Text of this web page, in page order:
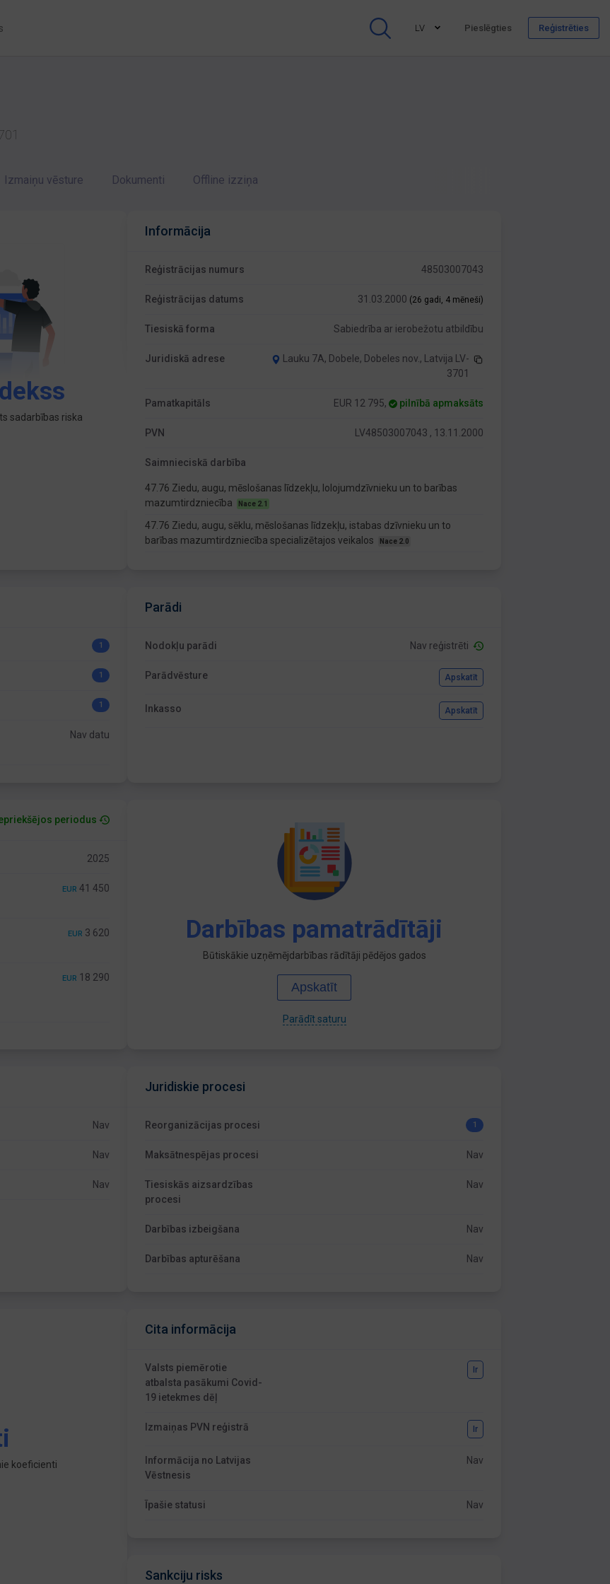
LV Pieslēgties Reģistrēties
Izmaiņu vēsture Dokumenti Offline izziņa
sadarbības riska
Informācija
Reģistrācijas numurs 48503007043
Reģistrācijas datums 31.03.2000 (26 gadi, 4 mēneši)
Tiesiskā forma Sabiedrība ar ierobežotu atbildību
Juridiskā adrese
Lauku 7A, Dobele, Dobeles nov., Latvija LV-
3701
Pamatkapitāls EUR 12 795, pilnībā apmaksāts
PVN LV48503007043 , 13.11.2000
Saimnieciskā darbība
47.76 Ziedu, augu, mēslošanas līdzekļu, lolojumdzīvnieku un to barības
mazumtirdzniecība
Nace 2.1
47.76 Ziedu, augu, sēklu, mēslošanas līdzekļu, istabas dzīvnieku un to
barības mazumtirdzniecība specializētajos veikalos
Nace 2.0
1
1
1
Nav datu
Parādi
Nodokļu parādi Nav reģistrēti
Parādvēsture Apskatīt
Inkasso Apskatīt
periodus
2025
EUR 41 450
EUR 3 620
EUR 18 290
Darbības pamatrādītāji
Būtiskākie uzņēmējdarbības rādītāji pēdējos gados
Apskatīt
Parādīt saturu
Nav
Nav
Nav
Juridiskie procesi
Reorganizācijas procesi 1
Maksātnespējas procesi Nav
Tiesiskās aizsardzības
procesi
Nav
Darbības izbeigšana Nav
Darbības apturēšana Nav
koeficienti
Cita informācija
Valsts piemērotie
atbalsta pasākumi Covid-
19 ietekmes dēļ
Ir
Izmaiņas PVN reģistrā Ir
Informācija no Latvijas
Vēstnesis
Nav
Īpašie statusi Nav
Sankciju risks